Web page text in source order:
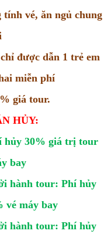
vé, ăn ngủ chung
được dẫn 1 trẻ em
miễn phí
giá tour.
HỦY:
hủy 30% giá trị tour
bay
hành tour: Phí hủy
vé máy bay
hành tour: Phí hủy